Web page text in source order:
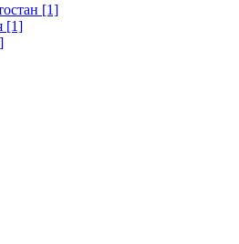
[1]
[1]